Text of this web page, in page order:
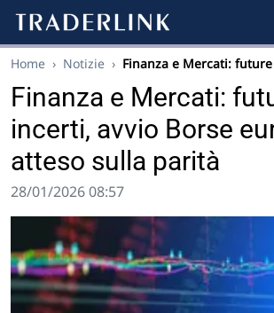
Home › Notizie › Finanza e Mercati:
Finanza e Mercati:
incerti, avvio Borse
atteso sulla parità
28/01/2026 08:57